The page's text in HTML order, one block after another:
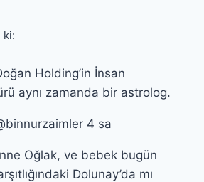
ki:
Holding’in İnsan
aynı zamanda bir astrolog.
4 sa
Oğlak, ve bebek bugün
Dolunay’da mı